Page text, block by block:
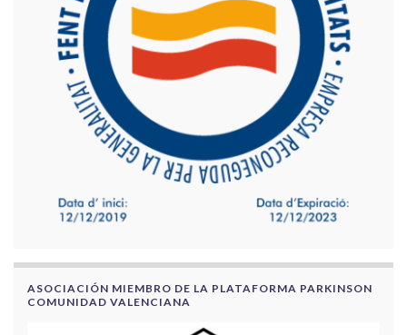
ASOCIACIÓN MIEMBRO DE LA PLATAFORMA PARKINSON
COMUNIDAD VALENCIANA